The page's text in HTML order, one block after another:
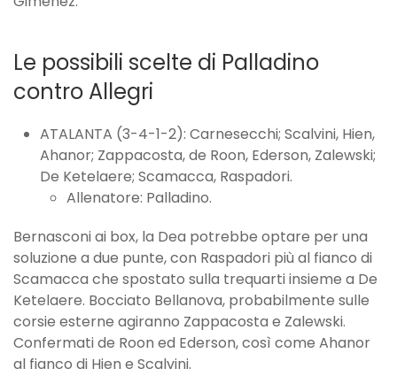
Le possibili scelte di Palladino
contro Allegri
ATALANTA (3-4-1-2): Carnesecchi; Scalvini, Hien,
Ahanor; Zappacosta, de Roon, Ederson, Zalewski;
De Ketelaere; Scamacca, Raspadori.
Allenatore: Palladino.
Bernasconi ai box, la Dea potrebbe optare per una
soluzione a due punte, con Raspadori più al fianco di
Scamacca che spostato sulla trequarti insieme a De
Ketelaere. Bocciato Bellanova, probabilmente sulle
corsie esterne agiranno Zappacosta e Zalewski.
Confermati de Roon ed Ederson, così come Ahanor
al fianco di Hien e Scalvini.